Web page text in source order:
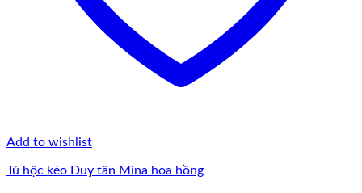
Add to wishlist
Tủ hộc kéo Duy tân Mina hoa hồng